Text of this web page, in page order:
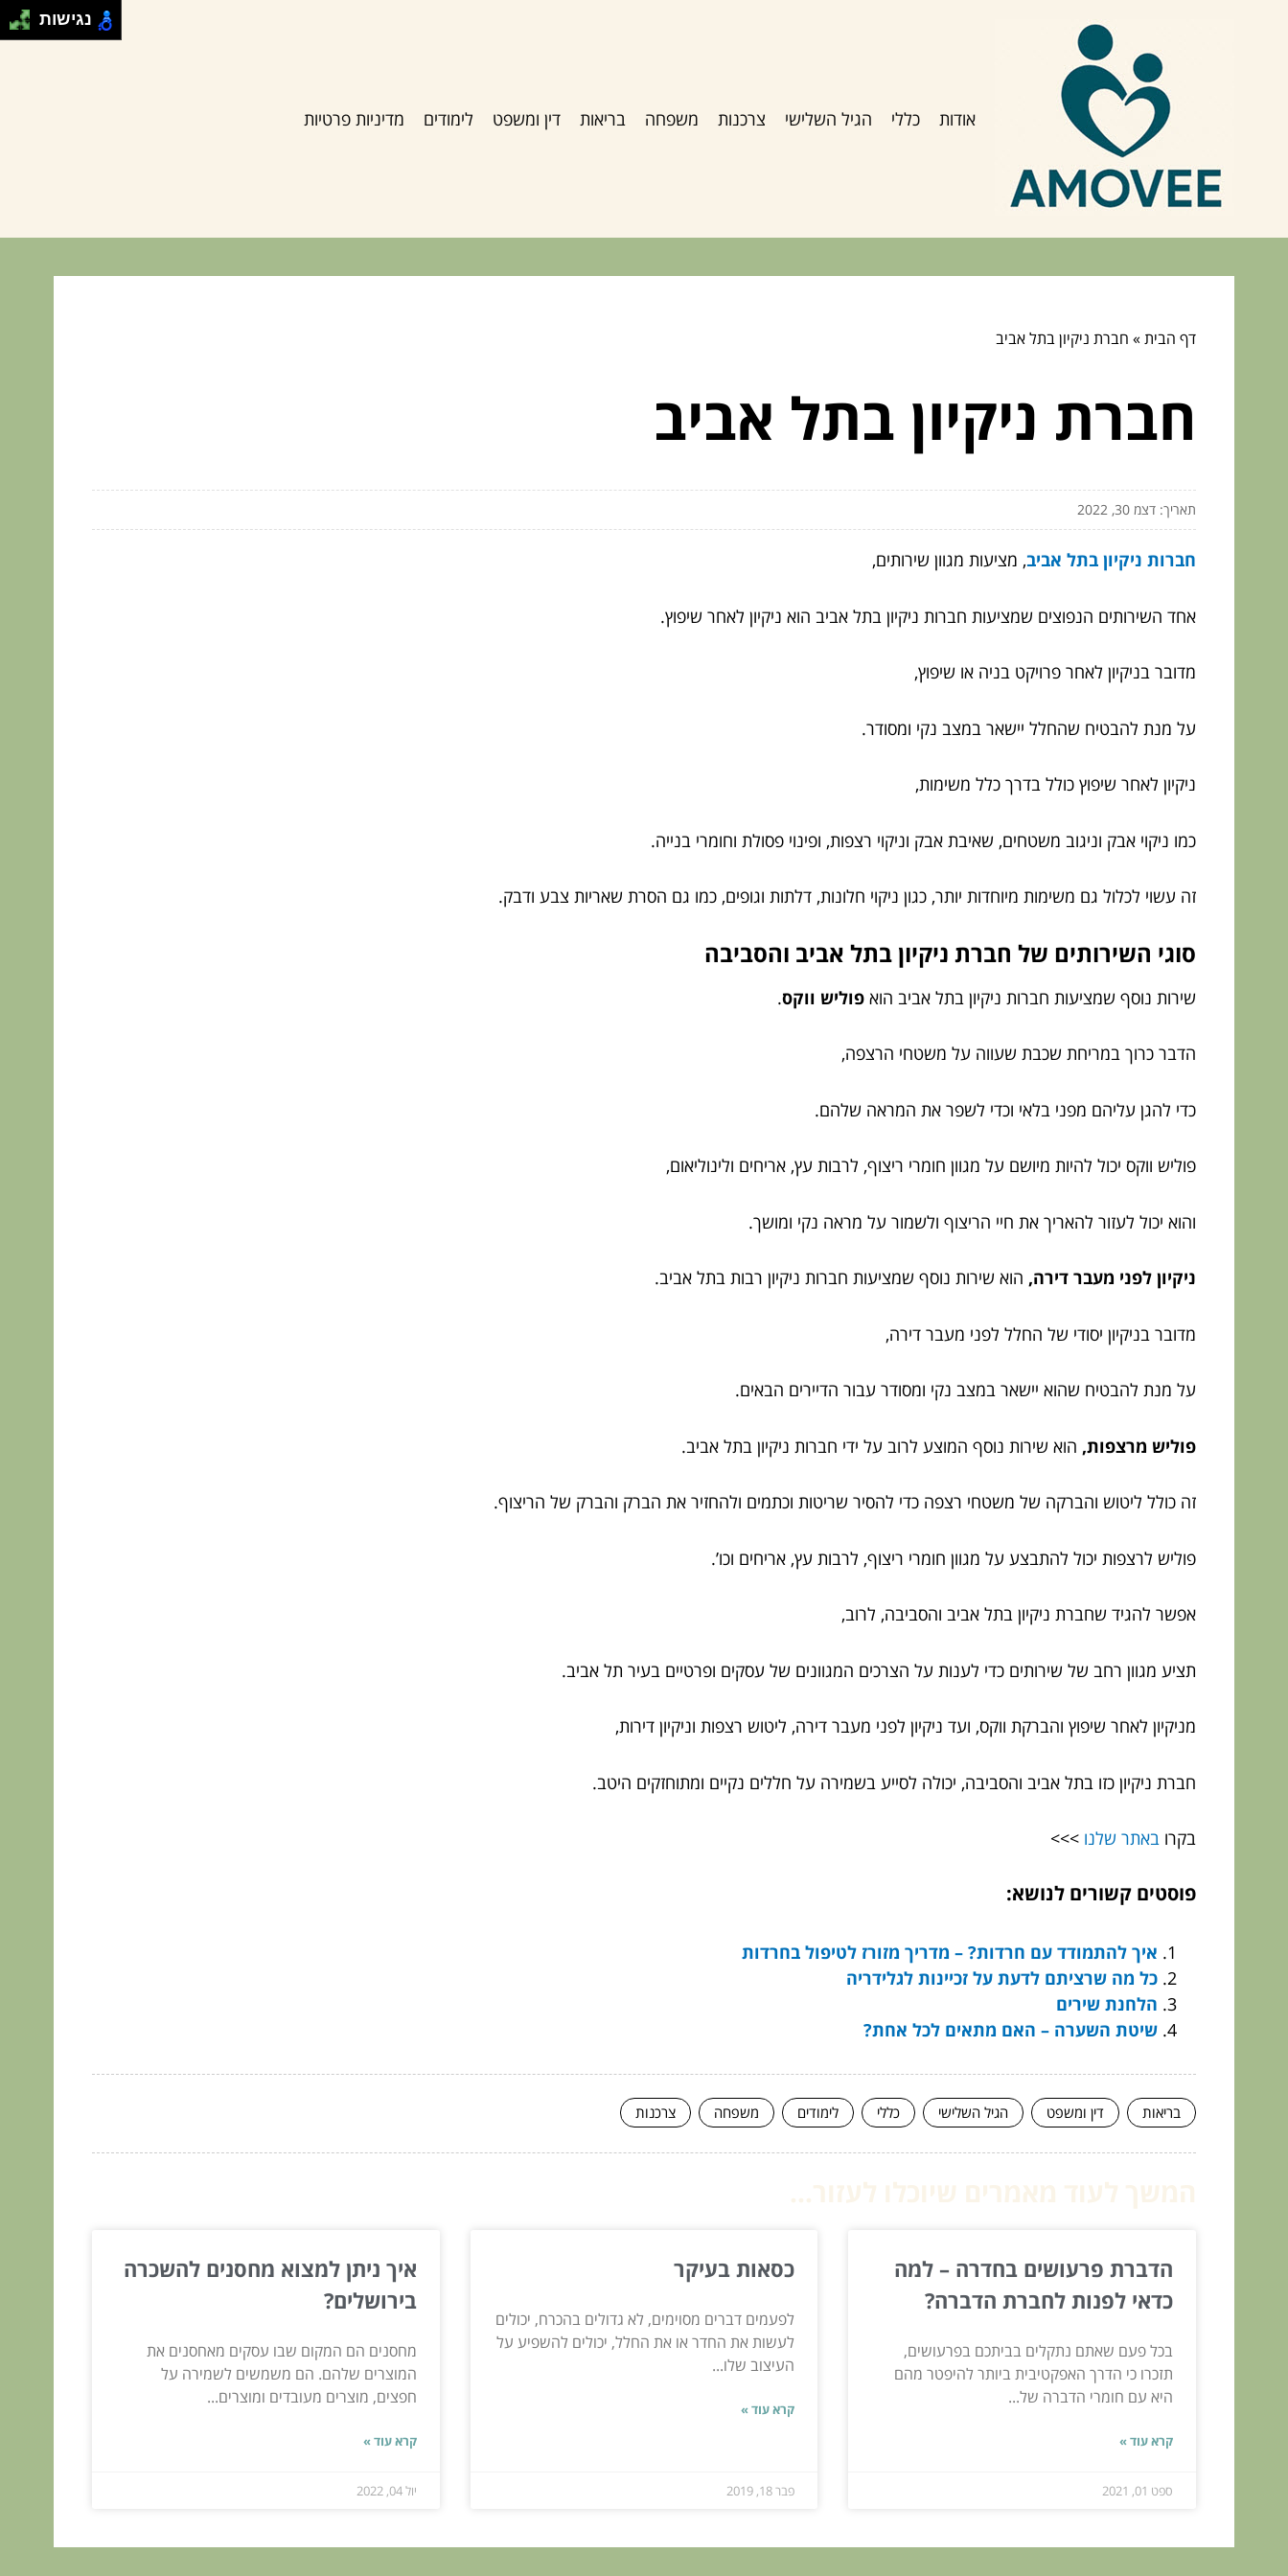
אודות כללי הגיל השלישי צרכנות משפחה בריאות דין ומשפט לימודים מדיניות פרטיות
דף הבית» חברת ניקיון בתל אביב
חברת ניקיון בתל אביב
תאריך: דצמ 30, 2022
חברות ניקיון בתל אביב, מציעות מגוון שירותים,
אחד השירותים הנפוצים שמציעות חברות ניקיון בתל אביב הוא ניקיון לאחר שיפוץ.
מדובר בניקיון לאחר פרויקט בניה או שיפוץ,
על מנת להבטיח שהחלל יישאר במצב נקי ומסודר.
ניקיון לאחר שיפוץ כולל בדרך כלל משימות,
כמו ניקוי אבק וניגוב משטחים, שאיבת אבק וניקוי רצפות, ופינוי פסולת וחומרי בנייה.
זה עשוי לכלול גם משימות מיוחדות יותר, כגון ניקוי חלונות, דלתות וגופים, כמו גם הסרת שאריות צבע ודבק.
סוגי השירותים של חברת ניקיון בתל אביב והסביבה
שירות נוסף שמציעות חברות ניקיון בתל אביב הוא פוליש ווקס.
הדבר כרוך במריחת שכבת שעווה על משטחי הרצפה,
כדי להגן עליהם מפני בלאי וכדי לשפר את המראה שלהם.
פוליש ווקס יכול להיות מיושם על מגוון חומרי ריצוף, לרבות עץ, אריחים ולינוליאום,
והוא יכול לעזור להאריך את חיי הריצוף ולשמור על מראה נקי ומושך.
ניקיון לפני מעבר דירה, הוא שירות נוסף שמציעות חברות ניקיון רבות בתל אביב.
מדובר בניקיון יסודי של החלל לפני מעבר דירה,
על מנת להבטיח שהוא יישאר במצב נקי ומסודר עבור הדיירים הבאים.
פוליש מרצפות, הוא שירות נוסף המוצע לרוב על ידי חברות ניקיון בתל אביב.
זה כולל ליטוש והברקה של משטחי רצפה כדי להסיר שריטות וכתמים ולהחזיר את הברק והברק של הריצוף.
פוליש לרצפות יכול להתבצע על מגוון חומרי ריצוף, לרבות עץ, אריחים וכו’.
אפשר להגיד שחברת ניקיון בתל אביב והסביבה, לרוב,
תציע מגוון רחב של שירותים כדי לענות על הצרכים המגוונים של עסקים ופרטיים בעיר תל אביב.
מניקיון לאחר שיפוץ והברקת ווקס, ועד ניקיון לפני מעבר דירה, ליטוש רצפות וניקיון דירות,
חברת ניקיון כזו בתל אביב והסביבה, יכולה לסייע בשמירה על חללים נקיים ומתוחזקים היטב.
בקרו באתר שלנו >>>
פוסטים קשורים לנושא:
איך להתמודד עם חרדות? – מדריך מזורז לטיפול בחרדות
כל מה שרציתם לדעת על זכיינות לגלידריה
הלחנת שירים
שיטת השערה – האם מתאים לכל אחת?
בריאות דין ומשפט הגיל השלישי כללי לימודים משפחה צרכנות
הדברת פרעושים בחדרה – למה
כדאי לפנות לחברת הדברה?
בכל פעם שאתם נתקלים בביתכם בפרעושים,
תזכרו כי הדרך האפקטיבית ביותר להיפטר מהם
היא עם חומרי הדברה של...
קרא עוד »
ספט 01, 2021
כסאות בעיקר
לפעמים דברים מסוימים, לא גדולים בהכרח, יכולים
לעשות את החדר או את החלל, יכולים להשפיע על
העיצוב שלו...
קרא עוד »
פבר 18, 2019
איך ניתן למצוא מחסנים להשכרה
בירושלים?
מחסנים הם המקום שבו עסקים מאחסנים את
המוצרים שלהם. הם משמשים לשמירה על
חפצים, מוצרים מעובדים ומוצרים...
קרא עוד »
יול 04, 2022
נגישות